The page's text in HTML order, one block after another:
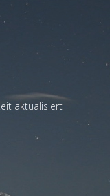
aktualisiert